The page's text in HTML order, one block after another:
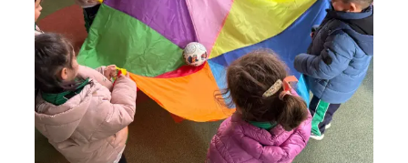
Juguem, aprenem i cooperem